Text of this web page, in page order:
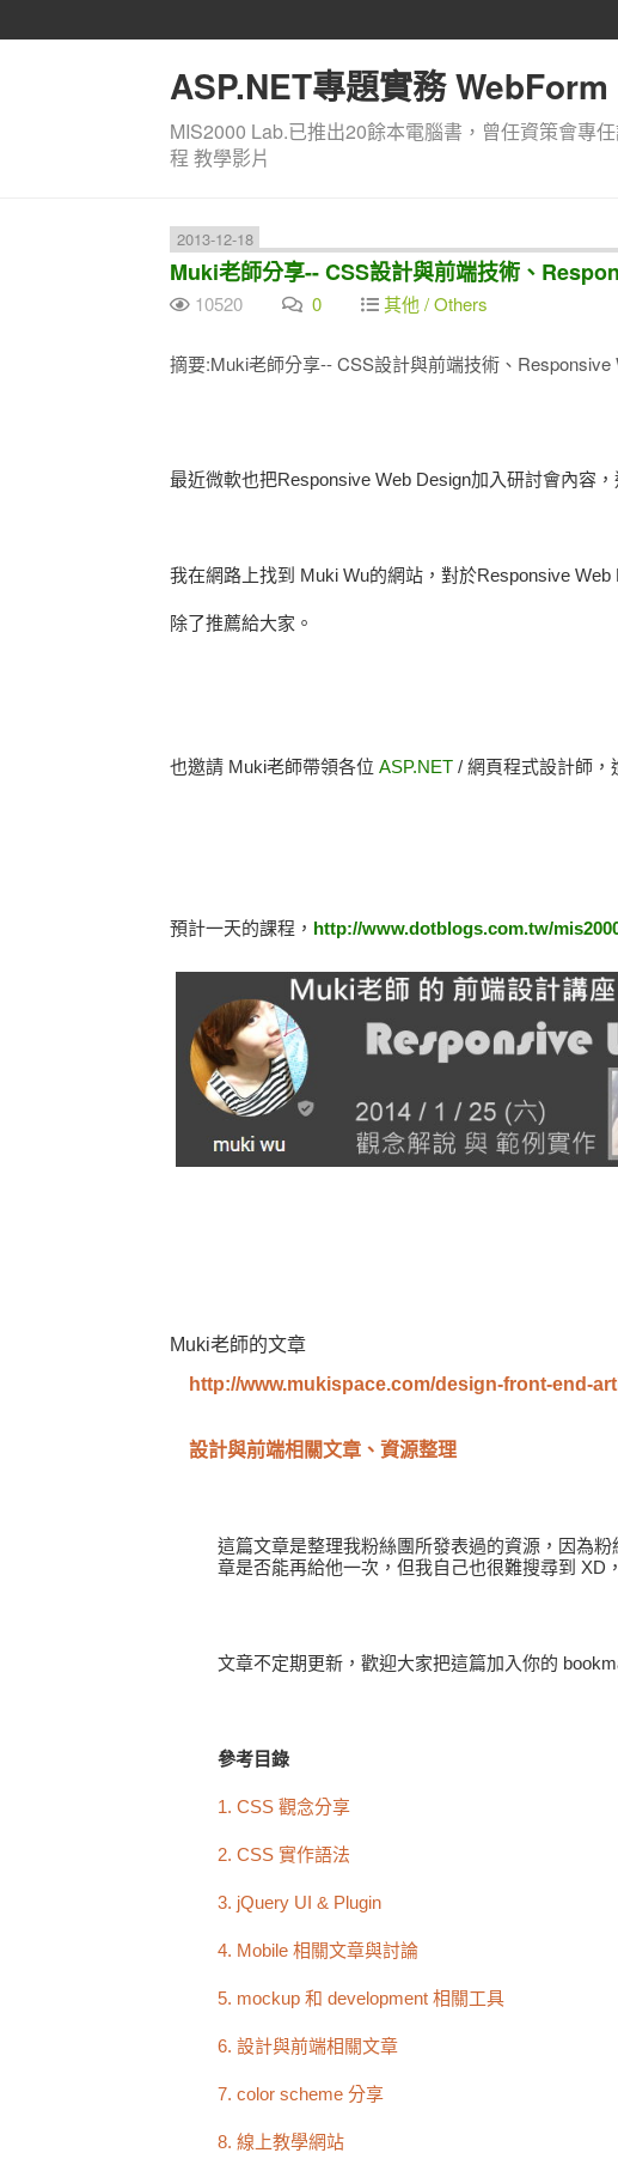
ASP.NET專題實務
MIS2000 Lab.已推出20餘本電腦書，曾任資策會專
程 教學影片
2013-12-18
Muki老師分享-- CSS設計與前端技術、
10520 0 其他 / Others
摘要:Muki老師分享-- CSS設計與前端技術、Responsive
最近微軟也把Responsive Web Design加入研討會內容，
我在網路上找到 Muki Wu的網站，對於Responsive
除了推薦給大家。
也邀請 Muki老師帶領各位 ASP.NET / 網頁程式設計師，
預計一天的課程， http://www.dotblogs.com.tw/
Muki老師的文章
http://www.mukispace.com/design-front-end-
設計與前端相關文章、資源整理
這篇文章是整理我粉絲團所發表過的資源，因為
章是否能再給他一次，但我自己也很難搜尋到 XD
文章不定期更新，歡迎大家把這篇加入你的
參考目錄
1. CSS 觀念分享
2. CSS 實作語法
3. jQuery UI & Plugin
4. Mobile 相關文章與討論
5. mockup 和 development 相關工具
6. 設計與前端相關文章
7. color scheme 分享
8. 線上教學網站